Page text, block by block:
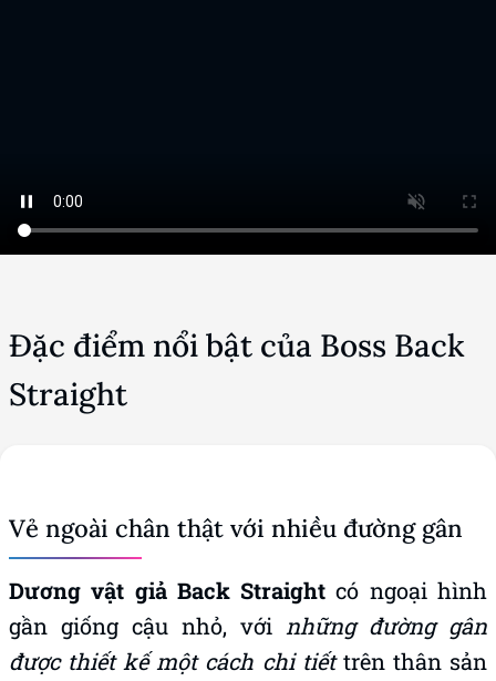
Đặc điểm nổi bật của Boss Back
Straight
Vẻ ngoài chân thật với nhiều đường gân
Dương vật giả Back Straight có ngoại hình
gần giống cậu nhỏ, với những đường gân
được thiết kế một cách chi tiếttrên thân sản